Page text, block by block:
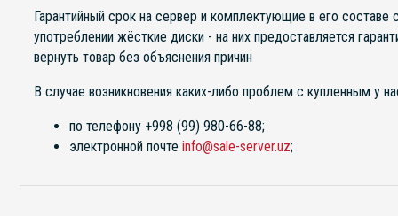
Гарантийный срок на сервер и комплектующие в его
употреблении жёсткие диски - на них предоставляется
вернуть товар без объяснения причин
В случае возникновения каких-либо проблем с купленным у
по телефону +998 (99) 980-66-88;
электронной почте info@sale-server.uz;